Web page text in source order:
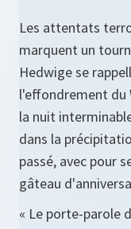
Les attentats
marquent un
Hedwige se
l'effondrement du
la nuit
dans la
passé, avec pour
gâteau
« Le porte-parole